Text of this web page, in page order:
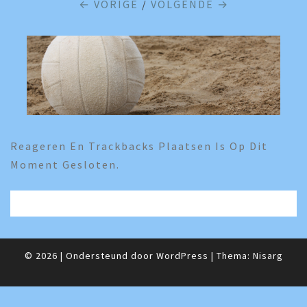
← VORIGE / VOLGENDE →
Reageren En Trackbacks Plaatsen Is Op Dit
Moment Gesloten.
© 2026 | Ondersteund door WordPress | Thema: Nisarg